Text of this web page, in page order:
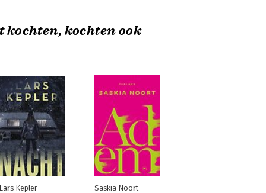
kochten, kochten ook
Lars Kepler Saskia Noort